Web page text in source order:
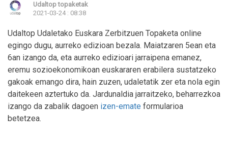
Udaltop topaketak
2021-03-24 : 08:38
Udaltop Udaletako Euskara Zerbitzuen Topaketa online
egingo dugu, aurreko edizioan bezala. Maiatzaren 5ean eta
6an izango da, eta aurreko edizioari jarraipena emanez,
eremu sozioekonomikoan euskararen erabilera sustatzeko
gakoak emango dira, hain zuzen, udaletatik zer eta nola egin
daitekeen aztertuko da. Jardunaldia jarraitzeko, beharrezkoa
izango da zabalik dagoen izen-emate formularioa
betetzea.